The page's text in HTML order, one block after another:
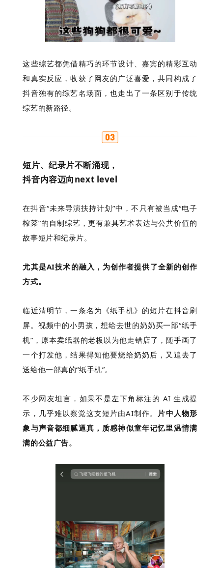
这些综艺都凭借精巧的环节设计、嘉宾的精彩互动
和真实反应，收获了网友的广泛喜爱，共同构成了
抖音独有的综艺名场面，也走出了一条区别于传统
综艺的新路径。
短片、纪录片不断涌现，
抖音内容迈向next level
在抖音“未来导演扶持计划”中，不只有被当成“电子
榨菜”的自制综艺，更有兼具艺术表达与公共价值的
故事短片和纪录片。
尤其是AI技术的融入，为创作者提供了全新的创作
方式。
临近清明节，一条名为《纸手机》的短片在抖音刷
屏。视频中的小男孩，想给去世的奶奶买一部“纸手
机”，原本卖纸器的老板以为他走错店了，随手画了
一个打发他，结果得知他要烧给奶奶后，又追去了
送给他一部真的“纸手机”。
不少网友坦言，如果不是左下角标注的 AI 生成提
示，几乎难以察觉这支短片由AI制作。 片中人物形
象与声音都细腻逼真，质感神似童年记忆里温情满
满的公益广告。